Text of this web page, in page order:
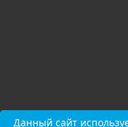
Данный сайт
Данный сайт